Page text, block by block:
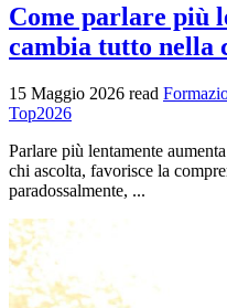
Come parlare più
cambia tutto nella
15 Maggio 2026 read
Top2026
Parlare più lentamente
chi ascolta, favorisce la
paradossalmente, ...